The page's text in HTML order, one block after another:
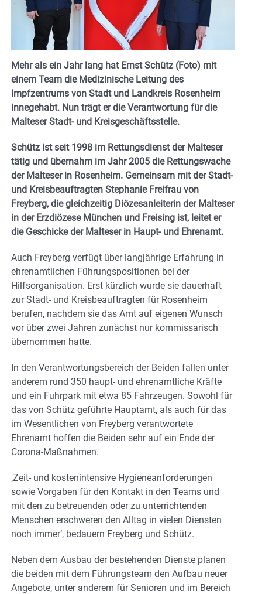
Mehr als ein Jahr lang hat Ernst Schütz (Foto) mit
einem Team die Medizinische Leitung des
Impfzentrums von Stadt und Landkreis Rosenheim
innegehabt. Nun trägt er die Verantwortung für die
Malteser Stadt- und Kreisgeschäftsstelle.
Schütz ist seit 1998 im Rettungsdienst der Malteser
tätig und übernahm im Jahr 2005 die Rettungswache
der Malteser in Rosenheim. Gemeinsam mit der Stadt-
und Kreisbeauftragten Stephanie Freifrau von
Freyberg, die gleichzeitig Diözesanleiterin der Malteser
in der Erzdiözese München und Freising ist, leitet er
die Geschicke der Malteser in Haupt- und Ehrenamt.
Auch Freyberg verfügt über langjährige Erfahrung in
ehrenamtlichen Führungspositionen bei der
Hilfsorganisation. Erst kürzlich wurde sie dauerhaft
zur Stadt- und Kreisbeauftragten für Rosenheim
berufen, nachdem sie das Amt auf eigenen Wunsch
vor über zwei Jahren zunächst nur kommissarisch
übernommen hatte.
In den Verantwortungsbereich der Beiden fallen unter
anderem rund 350 haupt- und ehrenamtliche Kräfte
und ein Fuhrpark mit etwa 85 Fahrzeugen. Sowohl für
das von Schütz geführte Hauptamt, als auch für das
im Wesentlichen von Freyberg verantwortete
Ehrenamt hoffen die Beiden sehr auf ein Ende der
Corona-Maßnahmen.
‚Zeit- und kostenintensive Hygieneanforderungen
sowie Vorgaben für den Kontakt in den Teams und
mit den zu betreuenden oder zu unterrichtenden
Menschen erschweren den Alltag in vielen Diensten
noch immer‘, bedauern Freyberg und Schütz.
Neben dem Ausbau der bestehenden Dienste planen
die beiden mit dem Führungsteam den Aufbau neuer
Angebote, unter anderem für Senioren und im Bereich